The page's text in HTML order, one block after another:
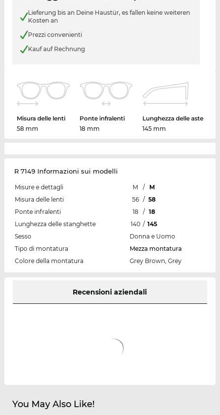
Lieferung bis an Deine Haustür, es fallen keine weiteren
Kosten an
Prezzi convenienti
Kauf auf Rechnung
Misura delle lenti
58 mm
Ponte infralenti
18 mm
Lunghezza delle aste
145 mm
R 7149 Informazioni sui modelli
Misure e dettagli M /
M
Misura delle lenti
56 / 58
Ponte infralenti
18 / 18
Lunghezza delle stanghette
140 / 145
Sesso
Donna e Uomo
Tipo di montatura
Mezza montatura
Colore della montatura
Grey Brown, Grey
Recensioni aziendali
You May Also Like!